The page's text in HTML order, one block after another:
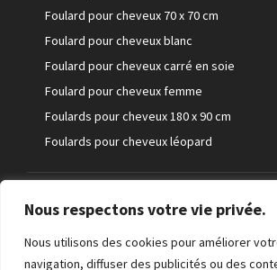
Nous respectons votre vie privée.
Nous utilisons des cookies pour améliorer
navigation, diffuser des publicités ou des
Foulard pour cheveux 70 x 70 cm
Foulard pour cheveux blanc
Foulard pour cheveux carré en soie
Foulard pour cheveux femme
Foulards pour cheveux 180 x 90 cm
Foulards pour cheveux léopard
©Foulard pour cheveux